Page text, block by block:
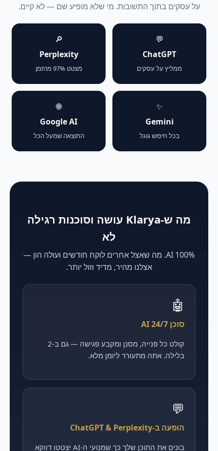
על עסקים בתוך התשובות. מי שלא מופיע שם — לא קיים.
💬
ChatGPT
ממליץ על עסקים
🔎
Perplexity
מצטט 97% מהזמן
✨
Gemini
בכל חיפוש גוגל
🌐
Google AI
התוצאה שמעל הכל
מה ש-Klarya עושה וסוכנות רגילה
לא
100% AI. מה שאצל אחרים לוקח חודשים ועולה הון —
אצלנו מהיר, מדיד וזול יותר.
🤖
סוכן AI 24/7
קולט כל פנייה, מסנן ומקבע פגישה — גם ב-2
בלילה. אתה מתעורר ליומן מלא.
💬
הופעה ב-ChatGPT & Perplexity
בונים את התוכן שלך כך שמנועי ה-AI יצטטו דווקא